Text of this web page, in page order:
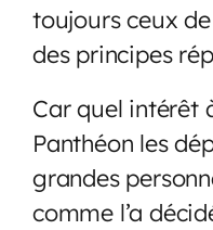
toujours ceux
des principes
Car quel intérêt
Panthéon les
grandes
comme l’a